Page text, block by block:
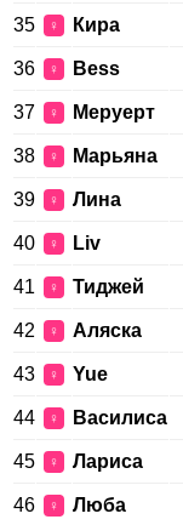
35 ♀ Кира
36 ♀ Bess
37 ♀ Меруерт
38 ♀ Марьяна
39 ♀ Лина
40 ♀ Liv
41 ♀ Тиджей
42 ♀ Аляска
43 ♀ Yue
44 ♀ Василиса
45 ♀ Лариса
46 ♀ Люба